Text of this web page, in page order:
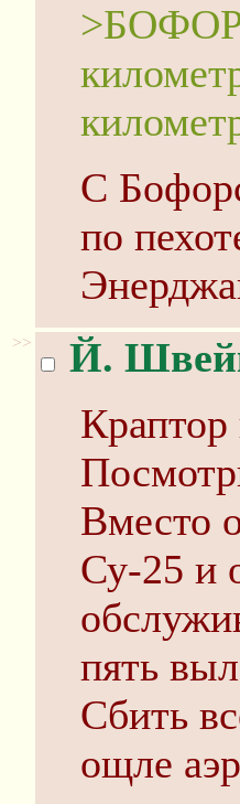
С
по
>> Й.
Вместо
Су-25 и
пять
Сбить
ощле